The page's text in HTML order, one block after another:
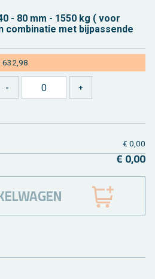
- 80 mm - 1550 kg ( voor
com­bi­na­tie met bij­pas­sen­de
632,98
€ 0,00
€ 0,00